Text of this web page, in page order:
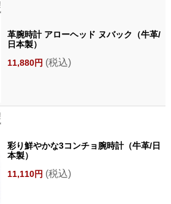
革腕時計 アローヘッド ヌバック（牛革/
日本製）
11,880円 (税込)
彩り鮮やかな3コンチョ腕時計（牛革/日
本製）
11,110円 (税込)